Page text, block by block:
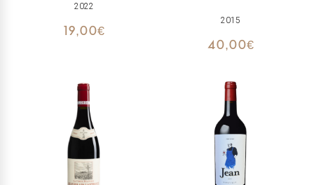
2022
19,00€
2015
40,00€